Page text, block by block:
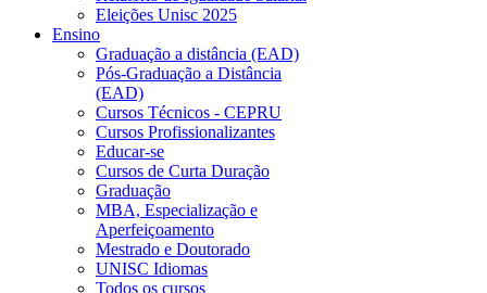
Eleições Unisc 2025
Ensino
Graduação a distância (EAD)
Pós-Graduação a Distância
(EAD)
Cursos Técnicos - CEPRU
Cursos Profissionalizantes
Educar-se
Cursos de Curta Duração
Graduação
MBA, Especialização e
Aperfeiçoamento
Mestrado e Doutorado
UNISC Idiomas
Todos os cursos